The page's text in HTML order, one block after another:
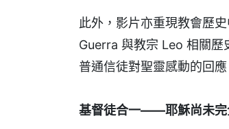
此外，影片亦重現教會歷
Guerra 與教宗 Leo 相關歷
普通信徒對聖靈感動的回應
基督徒合一——耶穌尚未完